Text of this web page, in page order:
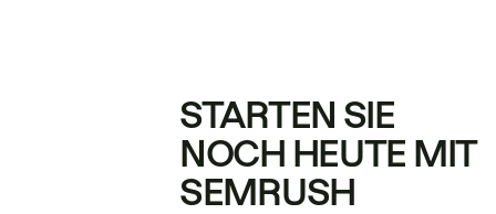
STARTEN SIE
NOCH HEUTE MIT
SEMRUSH